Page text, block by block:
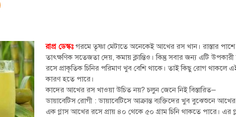
রাপ্র ডেস্কঃগরমে তৃষ্ণা মেটাতে অনেকেই আখের রস খান। রাস্তার
তাৎক্ষণিক সতেজতা দেয়, কমায় ক্লান্তিও। কিন্তু সবার জন্য এটি
রসে প্রাকৃতিক চিনির পরিমাণ খুব বেশি থাকে। তাই কিছু রোগ থাকলে
কারণ হতে পারে।
কাদের আখের রস খাওয়া উচিত নয়? চলুন জেনে নিই বিস্তারিত—
ডায়াবেটিস রোগী : ডায়াবেটিসে আক্রান্ত ব্যক্তিদের খুব বুঝেশুনে
এক গ্লাস আখের রসে প্রায় ৪০ থেকে ৫০ গ্রাম চিনি থাকতে পারে। এর